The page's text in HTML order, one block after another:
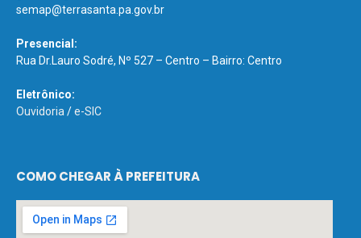
semap@terrasanta.pa.gov.br
Presencial:
Rua Dr.Lauro Sodré, Nº 527 – Centro – Bairro: Centro
Eletrônico:
Ouvidoria /e-SIC
COMO CHEGAR À PREFEITURA